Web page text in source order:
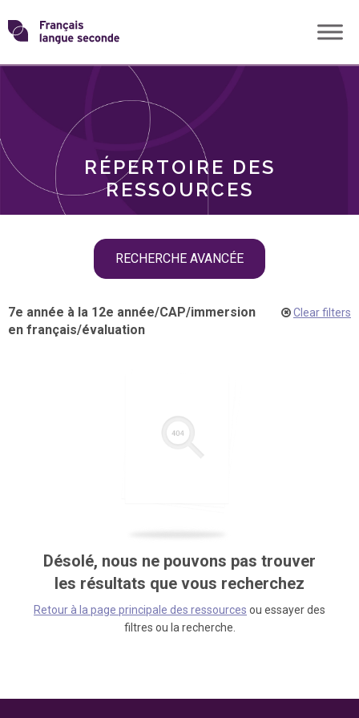
Skip
toTransformons
langue
RÉPERTOIRE DES
RESSOURCES
RECHERCHE AVANCÉE
THÈMES
7e année à la 12e année/CAP/immersion
en français/évaluation
Clear filters
Désolé, nous ne pouvons pas trouver
les résultats que vous recherchez
Retour à la page principale des ressources ou essayer des
filtres ou la recherche.